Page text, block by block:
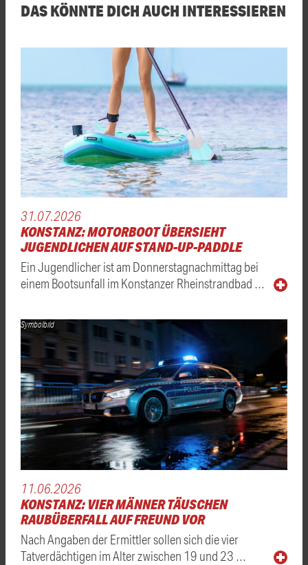
DAS KÖNNTE DICH AUCH INTERESSIEREN
31.07.2026
KONSTANZ: MOTORBOOT ÜBERSIEHT
JUGENDLICHEN AUF STAND-UP-PADDLE
Ein Jugendlicher ist am Donnerstagnachmittag bei
einem Bootsunfall im Konstanzer Rheinstrandbad …
Symbolbild
11.06.2026
KONSTANZ: VIER MÄNNER TÄUSCHEN
RAUBÜBERFALL AUF FREUND VOR
Nach Angaben der Ermittler sollen sich die vier
Tatverdächtigen im Alter zwischen 19 und 23 …